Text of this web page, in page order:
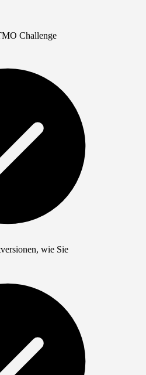
Challenge
wie Sie